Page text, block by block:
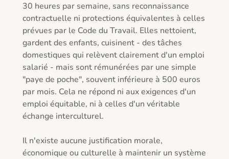
30 heures par semaine, sans reconnaissance
contractuelle ni protections équivalentes à celles
prévues par le Code du Travail. Elles nettoient,
gardent des enfants, cuisinent - des tâches
domestiques qui relèvent clairement d'un emploi
salarié - mais sont rémunérées par une simple
"paye de poche", souvent inférieure à 500 euros
par mois. Cela ne répond ni aux exigences d'un
emploi équitable, ni à celles d'un véritable
échange interculturel.
Il n'existe aucune justification morale,
économique ou culturelle à maintenir un système